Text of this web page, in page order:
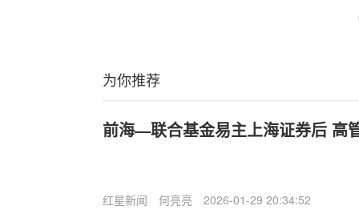
为你推荐
前海—联合基金易主上海证券后 高
红星新闻 何亮亮 2026-01-29 20:34:52